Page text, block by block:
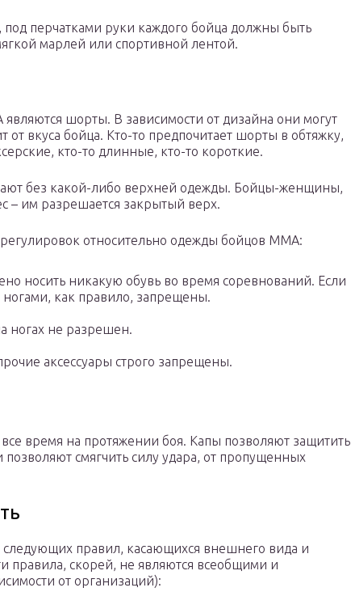
перчатками руки каждого бойца должны быть
марлей или спортивной лентой.
шорты. В зависимости от дизайна они могут
от вкуса бойца. Кто-то предпочитает шорты в обтяжку,
кто-то длинные, кто-то короткие.
без какой-либо верхней одежды. Бойцы-женщины,
– им разрешается закрытый верх.
относительно одежды бойцов ММА:
носить никакую обувь во время соревнований. Если
как правило, запрещены.
ногах не разрешен.
аксессуары строго запрещены.
время на протяжении боя. Капы позволяют защитить
смягчить силу удара, от пропущенных
правил, касающихся внешнего вида и
правила, скорей, не являются всеобщими и
от организаций):